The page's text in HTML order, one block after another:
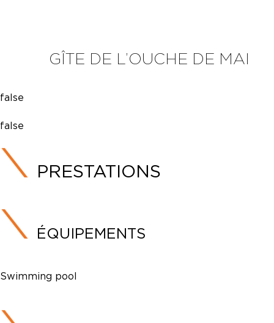
GÎTE DE L’OUCHE DE MAI
false
false
PRESTATIONS
ÉQUIPEMENTS
Swimming pool